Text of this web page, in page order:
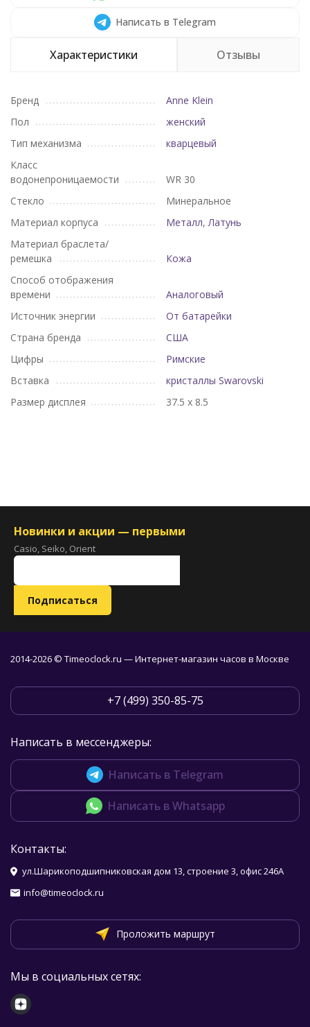
Написать в Telegram
Характеристики Отзывы
Бренд
Anne Klein
Пол
женский
Тип механизма
кварцевый
Класс
водонепроницаемости
WR 30
Стекло
Минеральное
Материал корпуса
Металл,Латунь
Материал браслета/
ремешка
Кожа
Способ отображения
времени
Аналоговый
Источник энергии
От батарейки
Страна бренда
США
Цифры
Римские
Вставка
кристаллы Swarovski
Размер дисплея
37.5 х 8.5
Новинки и акции — первыми
Casio, Seiko, Orient
2014-2026 © Timeoclock.ru — Интернет-магазин часов в Москве
+7 (499) 350-85-75
Написать в мессенджеры:
Написать в Telegram
Написать в Whatsapp
Контакты:
ул.Шарикоподшипниковская дом 13, строение 3, офис 246А
info@timeoclock.ru
Проложить маршрут
Мы в социальных сетях: